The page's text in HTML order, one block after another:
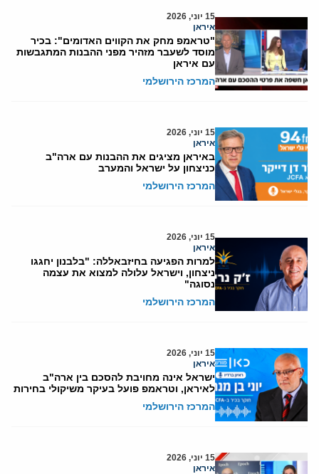
15 יוני, 2026
איראן
"טראמפ מחק את הקווים האדומים": בכיר
מוסד לשעבר מזהיר מפני ההבנות המתגבשות
עם איראן
המרכז הירושלמי
15 יוני, 2026
איראן
באיראן מציגים את ההבנות עם ארה"ב
כניצחון על ישראל והמערב
המרכז הירושלמי
15 יוני, 2026
איראן
למרות הפגיעה בחיזבאללה: "בלבנון יחגגו
ניצחון, וישראל עלולה למצוא את עצמה
נסוגה"
המרכז הירושלמי
15 יוני, 2026
איראן
ישראל אינה מחויבת להסכם בין ארה"ב
לאיראן, וטראמפ פועל בעיקר משיקולי בחירות
המרכז הירושלמי
15 יוני, 2026
איראן